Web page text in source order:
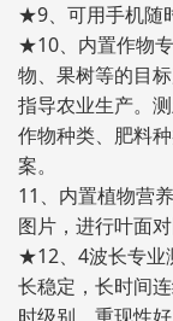
★9、可用手机随
★10、内置作物
物、果树等的目
指导农业生产。
作物种类、肥料
案。
11、内置植物营
图片，进行叶面对
★12、4波长专业
长稳定，长时间